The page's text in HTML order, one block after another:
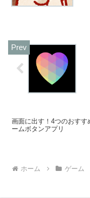
画面に出す！4つのおすす
ームボタンアプリ
ホーム ゲーム